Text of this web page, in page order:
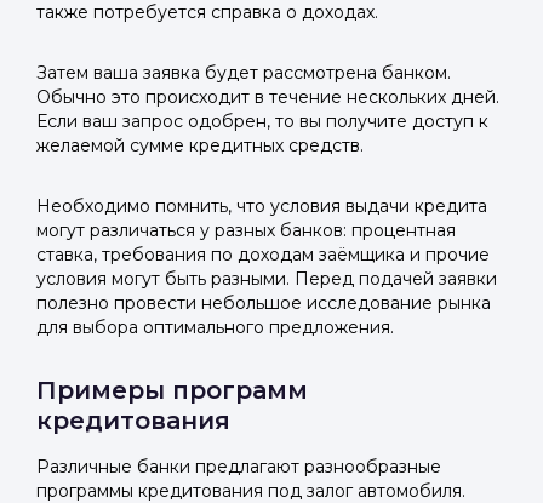
также потребуется справка о доходах.
Затем ваша заявка будет рассмотрена банком.
Обычно это происходит в течение нескольких дней.
Если ваш запрос одобрен, то вы получите доступ к
желаемой сумме кредитных средств.
Необходимо помнить, что условия выдачи кредита
могут различаться у разных банков: процентная
ставка, требования по доходам заёмщика и прочие
условия могут быть разными. Перед подачей заявки
полезно провести небольшое исследование рынка
для выбора оптимального предложения.
Примеры программ
кредитования
Различные банки предлагают разнообразные
программы кредитования под залог автомобиля.